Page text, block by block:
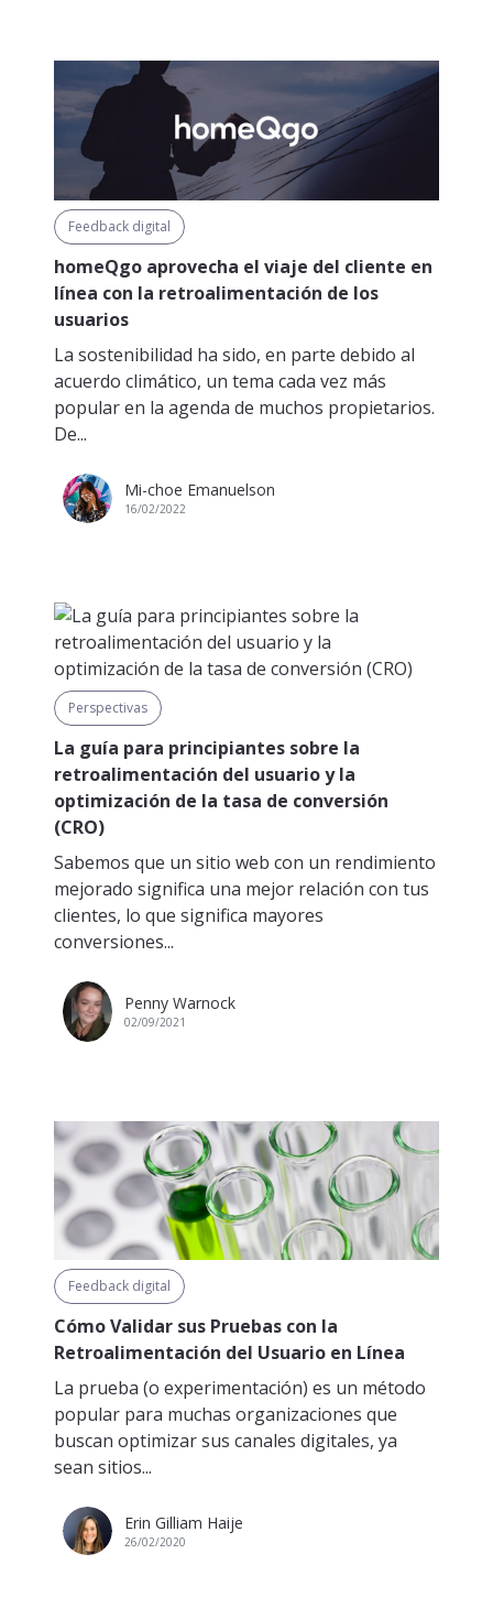
Feedback digital
homeQgo aprovecha el viaje del cliente en
línea con la retroalimentación de los
usuarios
La sostenibilidad ha sido, en parte debido al
acuerdo climático, un tema cada vez más
popular en la agenda de muchos propietarios.
De...
Mi-choe Emanuelson
16/02/2022
Perspectivas
La guía para principiantes sobre la
retroalimentación del usuario y la
optimización de la tasa de conversión
(CRO)
Sabemos que un sitio web con un rendimiento
mejorado significa una mejor relación con tus
clientes, lo que significa mayores
conversiones...
Penny Warnock
02/09/2021
Feedback digital
Cómo Validar sus Pruebas con la
Retroalimentación del Usuario en Línea
La prueba (o experimentación) es un método
popular para muchas organizaciones que
buscan optimizar sus canales digitales, ya
sean sitios...
Erin Gilliam Haije
26/02/2020